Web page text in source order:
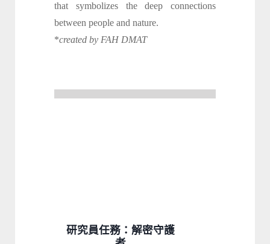
that symbolizes the deep connections
between people and nature.
*created by FAH DMAT
研究員任務：解密守護